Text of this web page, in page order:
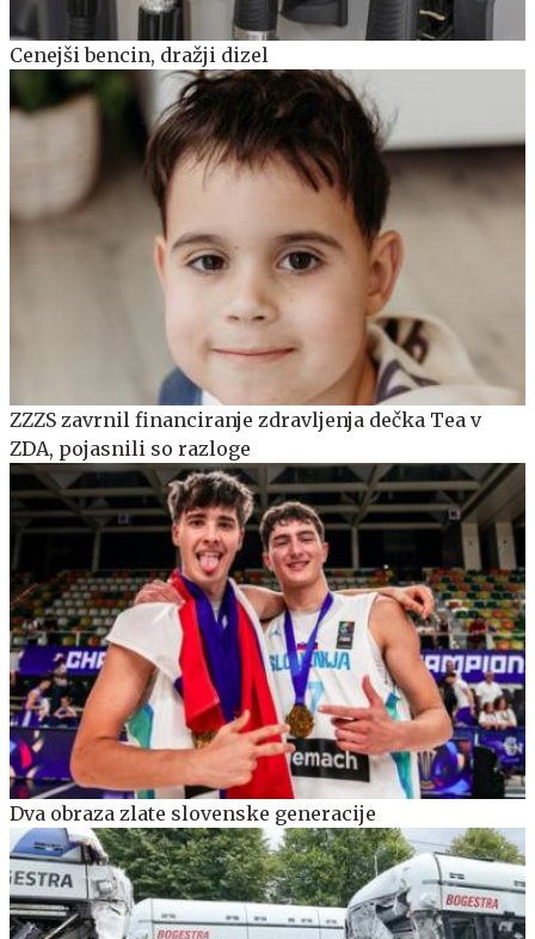
Cenejši bencin, dražji dizel
ZZZS zavrnil financiranje zdravljenja dečka Tea v
ZDA, pojasnili so razloge
Dva obraza zlate slovenske generacije